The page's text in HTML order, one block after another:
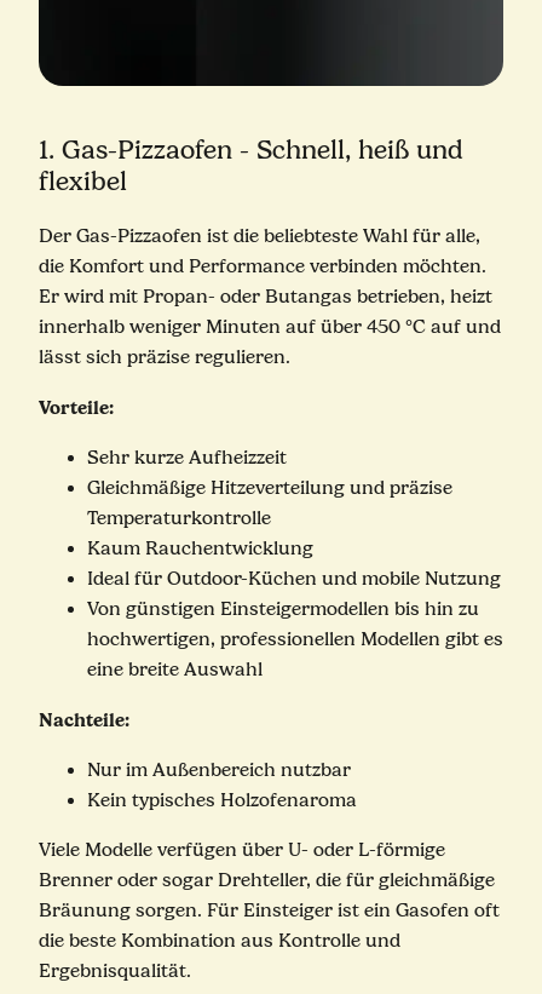
1. Gas-Pizzaofen - Schnell, heiß und
flexibel
Der Gas-Pizzaofen ist die beliebteste Wahl für alle,
die Komfort und Performance verbinden möchten.
Er wird mit Propan- oder Butangas betrieben, heizt
innerhalb weniger Minuten auf über 450 °C auf und
lässt sich präzise regulieren.
Vorteile:
Sehr kurze Aufheizzeit
Gleichmäßige Hitzeverteilung und präzise
Temperaturkontrolle
Kaum Rauchentwicklung
Ideal für Outdoor-Küchen und mobile Nutzung
Von günstigen Einsteigermodellen bis hin zu
hochwertigen, professionellen Modellen gibt es
eine breite Auswahl
Nachteile:
Nur im Außenbereich nutzbar
Kein typisches Holzofenaroma
Viele Modelle verfügen über U- oder L-förmige
Brenner oder sogar Drehteller, die für gleichmäßige
Bräunung sorgen. Für Einsteiger ist ein Gasofen oft
die beste Kombination aus Kontrolle und
Ergebnisqualität.